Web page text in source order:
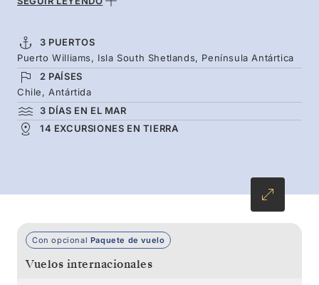
montañas de la Antártida. Las ballenas salen a
la superficie en las gélidas aguas mientras
pasas varios días explorando los puntos de
desembarque de la Península; el equipo de
Silversea te guiará hasta colonias de polluelos
sur.
3 PUERTOS
Puerto Williams, Isla South Shetlands, Península Antártica
2 PAÍSES
Chile, Antártida
3 DÍAS EN EL MAR
14 EXCURSIONES EN TIERRA
Con opcional Paquete de vuelo
Vuelos internacionales